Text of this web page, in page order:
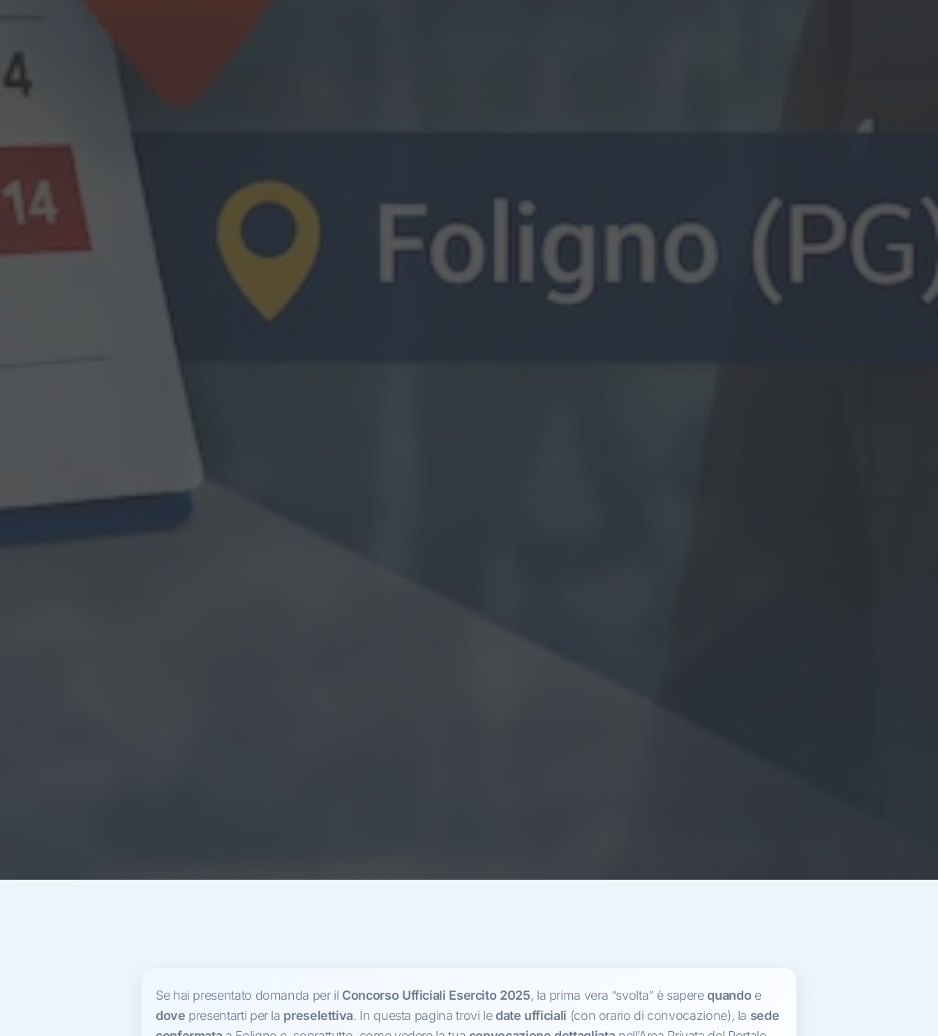
Se hai presentato domanda per il Concorso Ufficiali Esercito 2025, la prima vera “svolta” è saperequando e
dove presentarti per la preselettiva. In questa pagina trovi ledate ufficiali (con orario di convocazione), la sede